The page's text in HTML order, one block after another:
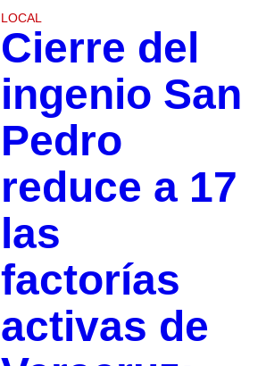
LOCAL
Cierre del
ingenio San
Pedro
reduce a 17
las
factorías
activas de